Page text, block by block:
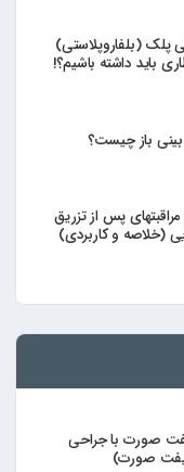
پلک (بلفاروپلاستی)
باید داشته باشیم؟!
باز چیست؟
پس از تزریق
(خلاصه و کاربردی)
صورت با جراحی
صورت)